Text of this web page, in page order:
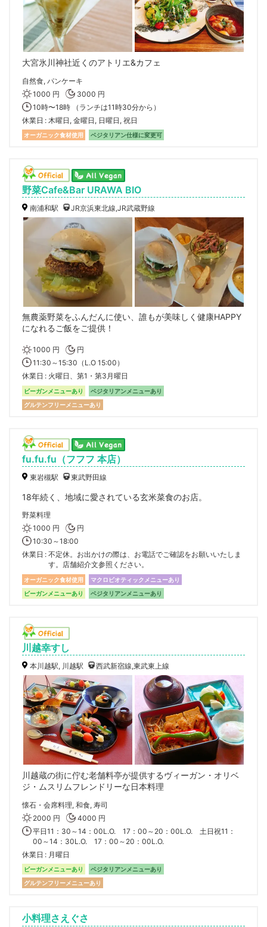
大宮氷川神社近くのアトリエ&カフェ
自然食, パンケーキ
1000 円
3000 円
10時〜18時 （ランチは11時30分から）
休業日
木曜日, 金曜日, 日曜日, 祝日
オーガニック食材使用 ベジタリアン仕様に変更可
野菜Cafe&Bar URAWA BIO
南浦和駅 JR京浜東北線,JR武蔵野線
無農薬野菜をふんだんに使い、誰もが美味しく健康HAPPY
になれるご飯をご提供！
1000 円
円
11:30～15:30（L.O 15:00）
休業日
火曜日、第1・第3月曜日
ビーガンメニューあり
ベジタリアンメニューあり
グルテンフリーメニューあり
fu.fu.fu（フフフ 本店）
東岩槻駅 東武野田線
18年続く、地域に愛されている玄米菜食のお店。
野菜料理
1000 円
円
10:30～18:00
休業日
不定休。お出かけの際は、お電話でご確認をお願いいたしま
す。店舗紹介文参照ください。
オーガニック食材使用
マクロビオティックメニューあり
ビーガンメニューあり
ベジタリアンメニューあり
川越幸すし
本川越駅, 川越駅 西武新宿線,東武東上線
川越蔵の街に佇む老舗料亭が提供するヴィーガン・オリベ
ジ・ムスリムフレンドリーな日本料理
懐石・会席料理, 和食, 寿司
2000 円
4000 円
平日11：30～14：00L.O. 17：00～20：00L.O. 土日祝11：
00～14：30L.O. 17：00～20：00L.O.
休業日
月曜日
ビーガンメニューあり
ベジタリアンメニューあり
グルテンフリーメニューあり
小料理さえぐさ